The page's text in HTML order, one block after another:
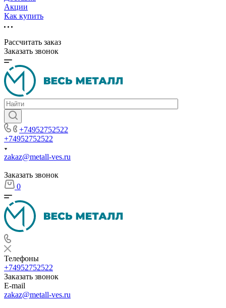
Акции
Как купить
Рассчитать заказ
Заказать звонок
+74952752522
+74952752522
zakaz@metall-ves.ru
Заказать звонок
0
Телефоны
+74952752522
Заказать звонок
E-mail
zakaz@metall-ves.ru